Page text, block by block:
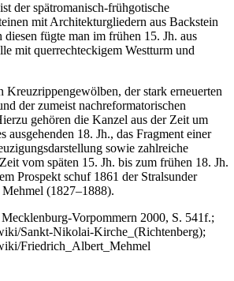
der spätromanisch-frühgotische
mit Architekturgliedern aus Backstein
fügte man im frühen 15. Jh. aus
mit querrechteckigem Westturm und
Kreuzrippengewölben, der stark erneuerten
der zumeist nachreformatorischen
gehören die Kanzel aus der Zeit um
ausgehenden 18. Jh., das Fragment einer
sowie zahlreiche
vom späten 15. Jh. bis zum frühen 18. Jh.
Prospekt schuf 1861 der Stralsunder
(1827–1888).
Vorpommern 2000, S. 541f.;
Sankt-Nikolai-Kirche_(Richtenberg);
Friedrich_Albert_Mehmel